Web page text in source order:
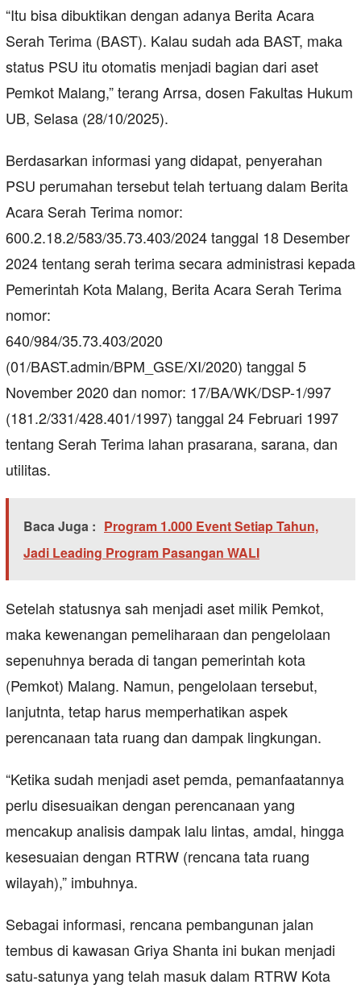
“Itu bisa dibuktikan dengan adanya Berita Acara
Serah Terima (BAST). Kalau sudah ada BAST, maka
status PSU itu otomatis menjadi bagian dari aset
Pemkot Malang,” terang Arrsa, dosen Fakultas Hukum
UB, Selasa (28/10/2025).
Berdasarkan informasi yang didapat, penyerahan
PSU perumahan tersebut telah tertuang dalam Berita
Acara Serah Terima nomor:
600.2.18.2/583/35.73.403/2024 tanggal 18 Desember
2024 tentang serah terima secara administrasi kepada
Pemerintah Kota Malang, Berita Acara Serah Terima
nomor:
640/984/35.73.403/2020
(01/BAST.admin/BPM_GSE/XI/2020) tanggal 5
November 2020 dan nomor: 17/BA/WK/DSP-1/997
(181.2/331/428.401/1997) tanggal 24 Februari 1997
tentang Serah Terima lahan prasarana, sarana, dan
utilitas.
Baca Juga : Program 1.000 Event Setiap Tahun,
Jadi Leading Program Pasangan WALI
Setelah statusnya sah menjadi aset milik Pemkot,
maka kewenangan pemeliharaan dan pengelolaan
sepenuhnya berada di tangan pemerintah kota
(Pemkot) Malang. Namun, pengelolaan tersebut,
lanjutnta, tetap harus memperhatikan aspek
perencanaan tata ruang dan dampak lingkungan.
“Ketika sudah menjadi aset pemda, pemanfaatannya
perlu disesuaikan dengan perencanaan yang
mencakup analisis dampak lalu lintas, amdal, hingga
kesesuaian dengan RTRW (rencana tata ruang
wilayah),” imbuhnya.
Sebagai informasi, rencana pembangunan jalan
tembus di kawasan Griya Shanta ini bukan menjadi
satu-satunya yang telah masuk dalam RTRW Kota